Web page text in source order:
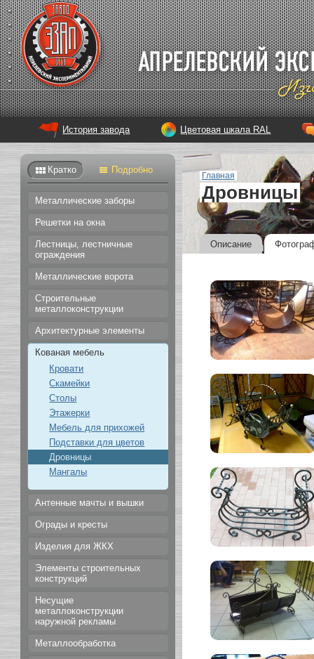
История завода Цветовая шкала RAL
Кратко Подробно
Металлические заборы
Решетки на окна
Лестницы, лестничные
ограждения
Металлические ворота
Строительные
металлоконструкции
Архитектурные элементы
Кованая мебель
Кровати
Скамейки
Столы
Этажерки
Мебель для прихожей
Подставки для цветов
Дровницы
Мангалы
Антенные мачты и вышки
Ограды и кресты
Изделия для ЖКХ
Элементы строительных
конструкций
Несущие
металлоконструкции
наружной рекламы
Металлообработка
Главная
Дровницы
Описание